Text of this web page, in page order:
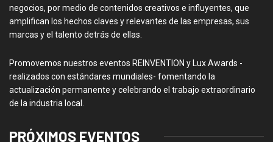
negocios, por medio de contenidos creativos e influyentes, que
amplifican los hechos claves y relevantes de las empresas, sus
marcas y el talento detrás de ellas.
Promovemos nuestros eventos REINVENTION y Lux Awards -
realizados con estándares mundiales- fomentando la
actualización permanente y celebrando el trabajo extraordinario
de la industria local.
PRÓXIMOS EVENTOS